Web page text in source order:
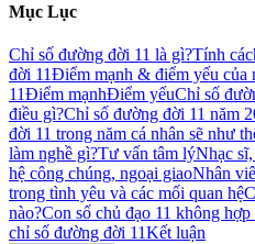
Mục Lục
Chỉ số đường đời 11 là gì?Tính
đời 11Điểm mạnh & điểm yếu của
11Điểm mạnhĐiểm yếuChỉ số
điều gì?Chỉ số đường đời 11 năm
đời 11 trong năm cá nhân sẽ như
làm nghề gì?Tư vấn tâm lýNhạc
hệ công chúng, ngoại giaoNhân
trong tình yêu và các mối quan hệ
nào?Con số chủ đạo 11 không hợp
chỉ số đường đời 11Kết luận